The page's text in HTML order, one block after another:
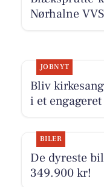
Nørhalne
JOBNYT
Bliv
i et
BILER
De dyreste
349.900 kr!